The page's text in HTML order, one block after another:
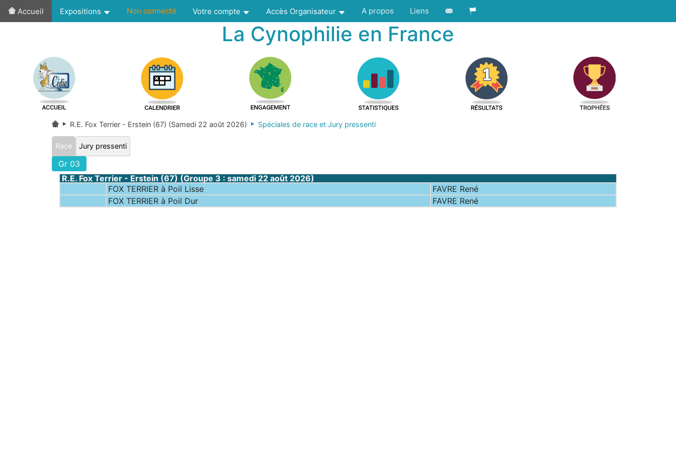
Accueil Expositions Non connecté Votre compte Accès Organisateur A propos Liens
La Cynophilie en France
R.E. Fox Terrier - Erstein (67) (Samedi 22 août 2026) Spéciales de race et Jury pressenti
Race Jury pressenti
Gr 03
R.E. Fox Terrier - Erstein (67) (Groupe 3 : samedi 22 août 2026)
FOX TERRIER à Poil Lisse
FAVRE René
FOX TERRIER à Poil Dur
FAVRE René